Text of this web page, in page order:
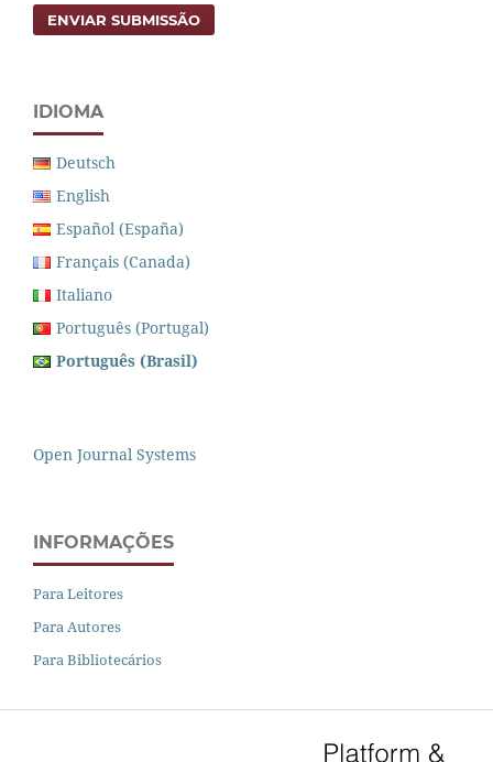
ENVIAR SUBMISSÃO
IDIOMA
Deutsch
English
Español (España)
Français (Canada)
Italiano
Português (Portugal)
Português (Brasil)
Open Journal Systems
INFORMAÇÕES
Para Leitores
Para Autores
Para Bibliotecários